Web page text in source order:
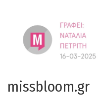
missbloom.gr